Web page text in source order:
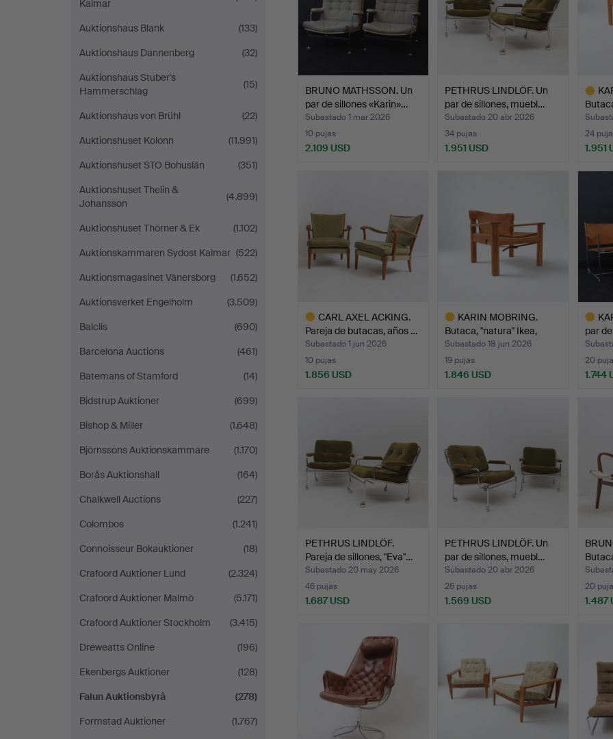
Kalmar
Auktionshaus Blank
(133)
Auktionshaus Dannenberg
(32)
Auktionshaus Stuber's
Hammerschlag
(15)
Auktionshaus von Brühl
(22)
Auktionshuset Kolonn
(11.991)
Auktionshuset STO Bohuslän
(351)
Auktionshuset Thelin &
Johansson
(4.899)
Auktionshuset Thörner & Ek
(1.102)
Auktionskammaren Sydost Kalmar (522)
Auktionsmagasinet Vänersborg
(1.652)
Auktionsverket Engelholm
(3.509)
Balclis
(690)
Barcelona Auctions
(461)
Batemans of Stamford
(14)
Bidstrup Auktioner
(699)
Bishop & Miller
(1.648)
Björnssons Auktionskammare
(1.170)
Borås Auktionshall
(164)
Chalkwell Auctions
(227)
Colombos
(1.241)
Connoisseur Bokauktioner
(18)
Crafoord Auktioner Lund
(2.324)
Crafoord Auktioner Malmö
(5.171)
Crafoord Auktioner Stockholm
(3.415)
Dreweatts Online
(196)
Ekenbergs Auktioner
(128)
Falun Auktionsbyrå
(278)
Formstad Auktioner
(1.767)
BRUNO MATHSSON. Un
par de sillones «Karin»…
Subastado 1 mar 2026
10 pujas
2.109 USD
PETHRUS LINDLÖF. Un
par de sillones, muebl…
Subastado 20 abr 2026
34 pujas
1.951 USD
pino…
24
1.951
CARL AXEL ACKING.
Pareja de butacas, años …
Subastado 1 jun 2026
10 pujas
1.856 USD
KARIN MOBRING.
Butaca, "natura" Ikea,
1970…
Subastado 18 jun 2026
19 pujas
1.846 USD
par
20
1.744
PETHRUS LINDLÖF.
Pareja de sillones, "Eva"…
Subastado 20 may 2026
46 pujas
1.687 USD
PETHRUS LINDLÖF. Un
par de sillones, muebl…
Subastado 20 abr 2026
26 pujas
1.569 USD
20
1.487